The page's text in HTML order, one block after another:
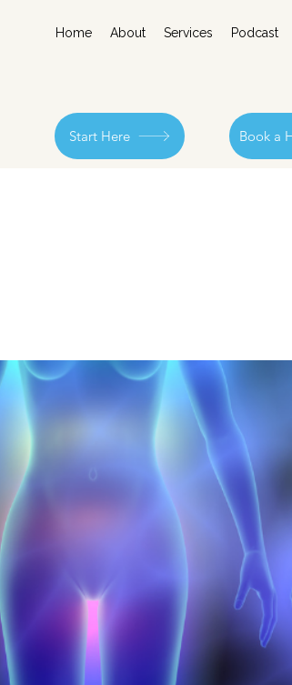
Home About Services Podcast
Book a
Start Here